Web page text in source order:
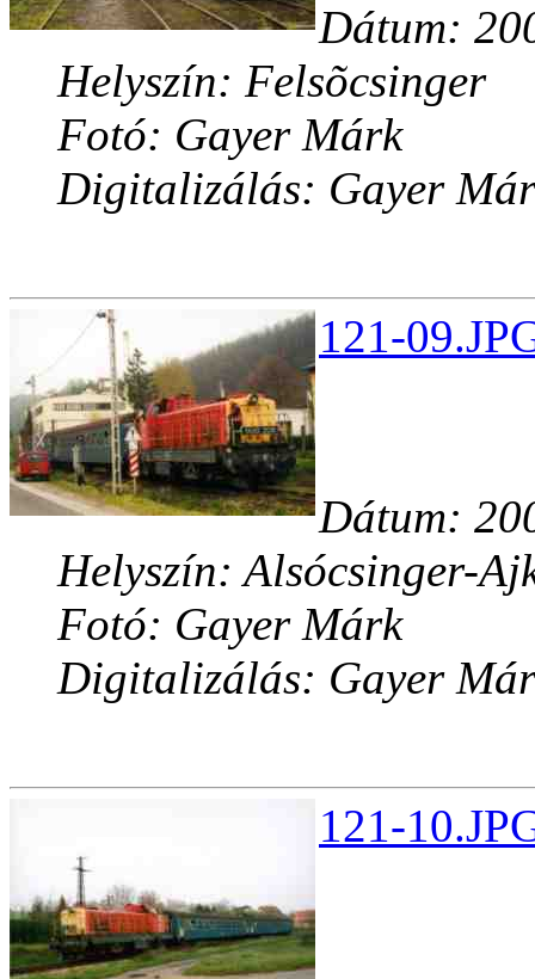
Dátum:
Helyszín: Felsõcsinger
Fotó: Gayer Márk
Digitalizálás: Gayer
121-
Dátum:
Helyszín: Alsócsinger-
Fotó: Gayer Márk
Digitalizálás: Gayer
121-